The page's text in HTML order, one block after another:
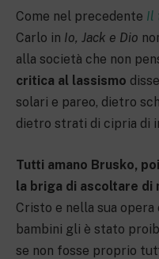
Come nel precedente Il
Carlo in Io, Jack e Dio
alla società che non
critica al lassismo
solari e pareo, dietro
dietro strati di cipria di
Tutti amano Brusko,
la briga di ascoltare di
Cristo e nella sua opera
bambini gli è stato
se non fosse proprio